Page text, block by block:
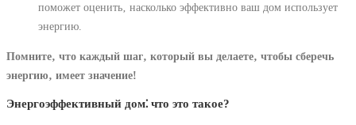
поможет оценить‚ насколько эффективно ваш дом использует
энергию.
Помните‚ что каждый шаг‚ который вы делаете‚ чтобы сберечь
энергию‚ имеет значение!
Энергоэффективный дом⁚ что это такое?